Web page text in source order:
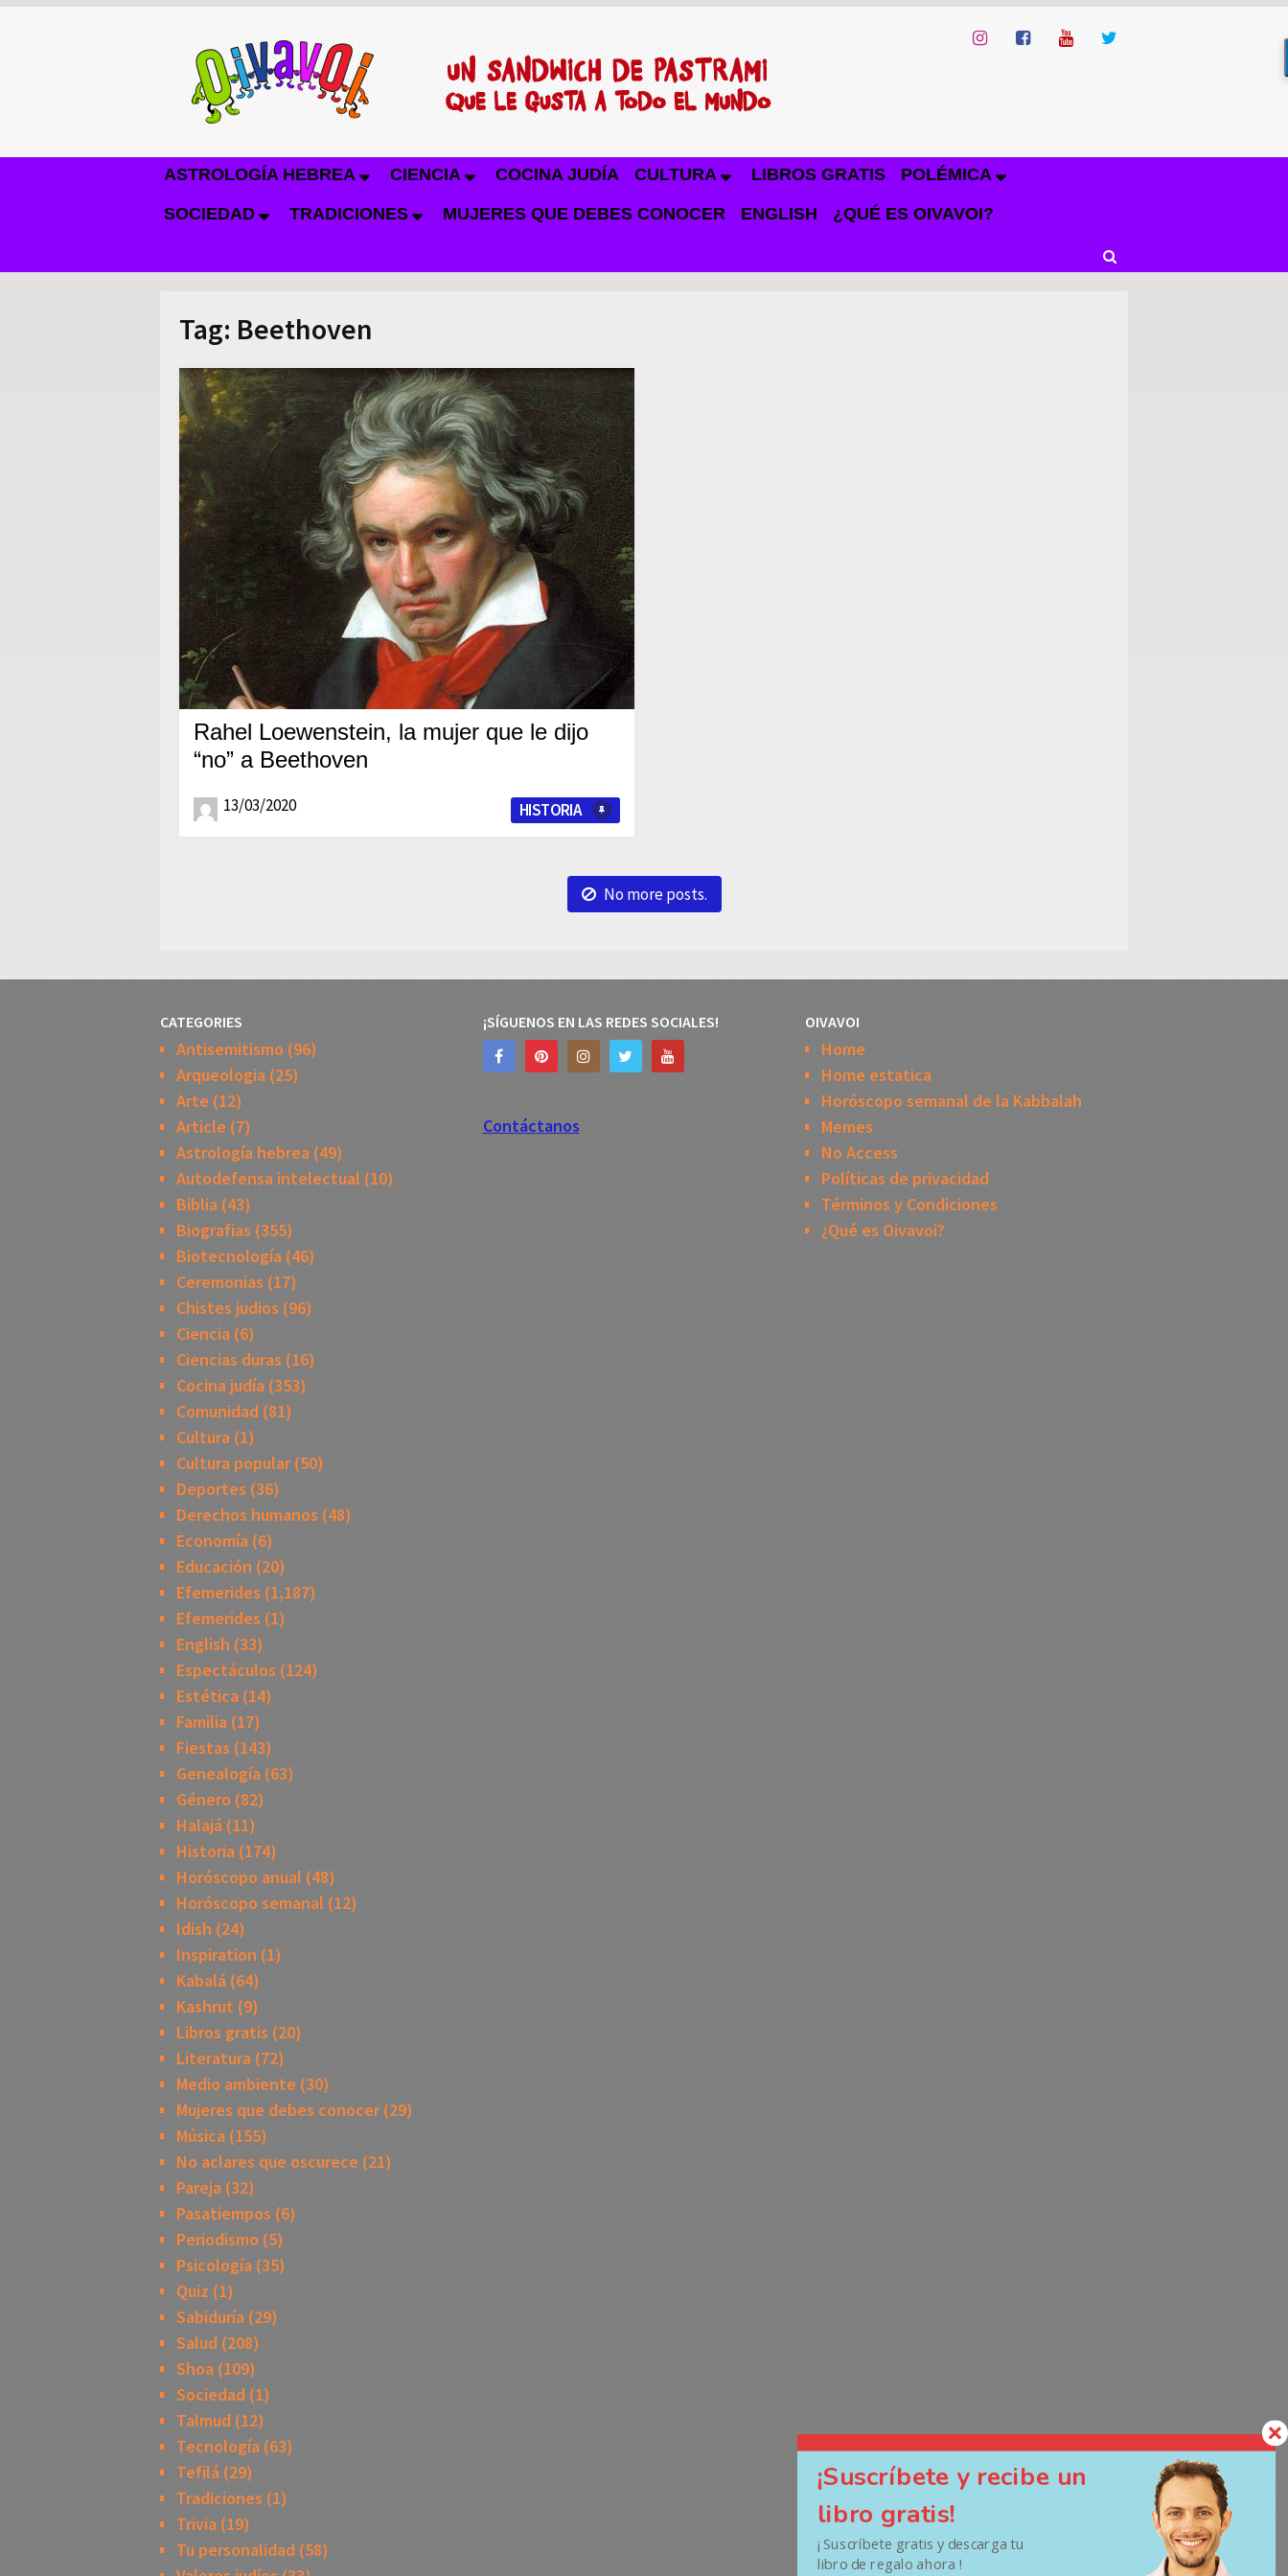
ASTROLOGÍA HEBREA CIENCIA COCINA JUDÍA CULTURA LIBROS GRATIS POLÉMICA
SOCIEDAD TRADICIONES MUJERES QUE DEBES CONOCER ENGLISH ¿QUÉ ES OIVAVOI?
Tag: Beethoven
Rahel Loewenstein, la mujer que le dijo
“no” a Beethoven
13/03/2020 HISTORIA
No more posts.
CATEGORIES
Antisemitismo (96)
Arqueologia (25)
Arte (12)
Article (7)
Astrología hebrea (49)
Autodefensa intelectual (10)
Biblia (43)
Biografias (355)
Biotecnología (46)
Ceremonias (17)
Chistes judios (96)
Ciencia (6)
Ciencias duras (16)
Cocina judía (353)
Comunidad (81)
Cultura (1)
Cultura popular(50)
Deportes (36)
Derechos humanos (48)
Economía (6)
Educación (20)
Efemerides (1,187)
Efemerides (1)
English (33)
Espectáculos (124)
Estética (14)
Familia (17)
Fiestas (143)
Genealogía (63)
Género (82)
Halajá (11)
Historia (174)
Horóscopo anual (48)
Horóscopo semanal (12)
Idish (24)
Inspiration (1)
Kabalá (64)
Kashrut (9)
Libros gratis (20)
Literatura (72)
Medio ambiente (30)
Mujeres que debes conocer(29)
Música (155)
No aclares que oscurece (21)
Pareja (32)
Pasatiempos (6)
Periodismo (5)
Psicología (35)
Quiz (1)
Sabiduría (29)
Salud (208)
Shoa (109)
Sociedad (1)
Talmud (12)
Tecnología (63)
Tefilá (29)
Tradiciones (1)
Trivia (19)
Tu personalidad (58)
¡SÍGUENOS EN LAS REDES SOCIALES!
Contáctanos
OIVAVOI
Home
Home estatica
Horóscopo semanal de la Kabbalah
Memes
No Access
Políticas de privacidad
Términos y Condiciones
¿Qué es Oivavoi?
¡Suscríbete y recibe un
libro gratis!
¡ Suscríbete gratis y descarga tu
libro de regalo ahora !